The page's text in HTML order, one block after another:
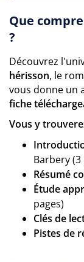
Que
?
Découvrez
hérisson, le
vous donne un
fiche
Vous y
Barbery (3
Résumé
Étude
pages)
Clés de
Pistes de